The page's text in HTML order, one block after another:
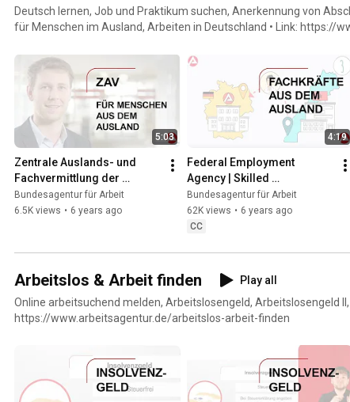
Deutsch lernen, Job und Praktikum suchen, Anerkennung von
für Menschen im Ausland, Arbeiten in Deutschland • Link: https://
5:03
Zentrale Auslands- und
Fachvermittlung der
Bundesagentur für Arbeit
Bundesagentur für Arbeit
6.5K views • 6 years ago
4:19
Federal Employment
Agency | Skilled
Immigration Act | Recruiting
skilled workers from
abroad
Bundesagentur für Arbeit
62K views • 6 years ago
CC
Arbeitslos & Arbeit finden
Play all
Online arbeitsuchend melden, Arbeitslosengeld, Arbeitslosengeld II,
https://www.arbeitsagentur.de/arbeitslos-arbeit-finden